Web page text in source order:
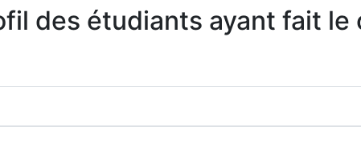
des étudiants ayant fait